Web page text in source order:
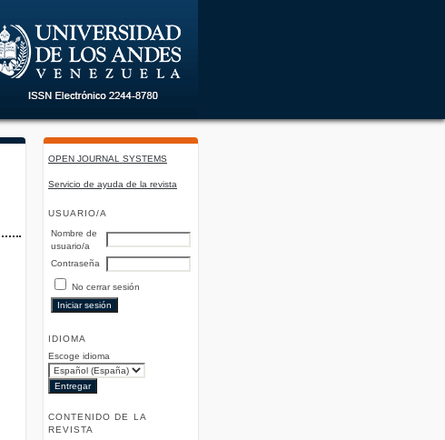
OPEN JOURNAL SYSTEMS
Servicio de ayuda de la revista
USUARIO/A
Nombre de
usuario/a
Contraseña
No cerrar sesión
IDIOMA
Escoge idioma
CONTENIDO DE LA
REVISTA